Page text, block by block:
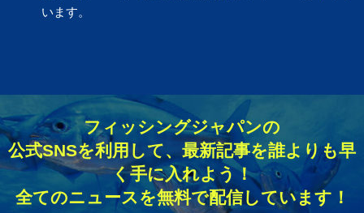
います。
フィッシングジャパンの
公式SNSを利用して、最新記事を誰よりも早
く手に入れよう！
全てのニュースを無料で配信しています！